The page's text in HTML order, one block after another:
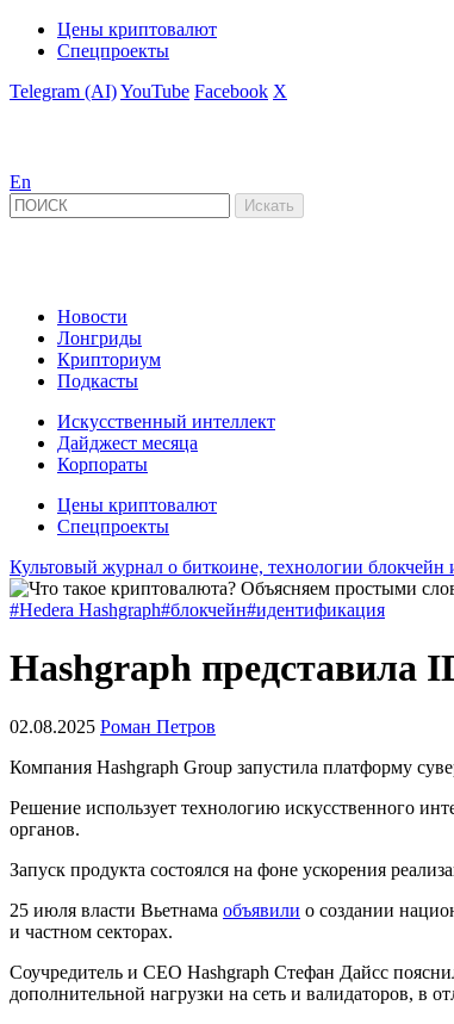
Цены криптовалют
Спецпроекты
Telegram (AI)YouTube Facebook X
En
Новости
Лонгриды
Крипториум
Подкасты
Искусственный интеллект
Дайджест месяца
Корпораты
Цены криптовалют
Спецпроекты
Культовый журнал о биткоине, технологии
#Hedera Hashgraph#блокчейн#идентификация
Hashgraph представила
02.08.2025 Роман Петров
Компания Hashgraph Group запустила платформу
Решение использует технологию искусственного
органов.
Запуск продукта состоялся на фоне ускорения
25 июля власти Вьетнама объявили о создании
и частном секторах.
Соучредитель и CEO Hashgraph Стефан Дайсс
дополнительной нагрузки на сеть и валидаторов, в